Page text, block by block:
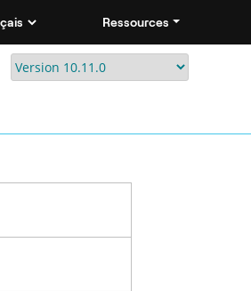
Ressources